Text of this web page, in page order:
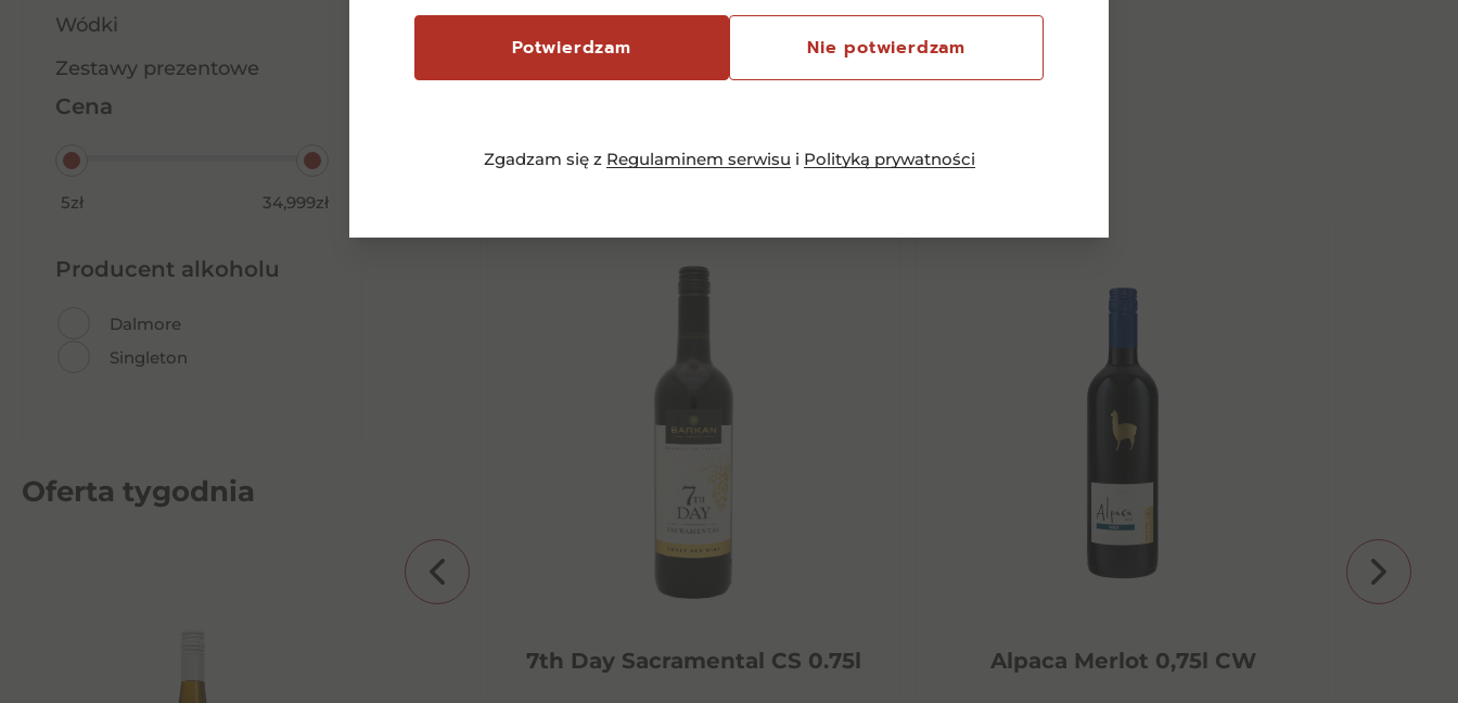
Potwierdzam Nie potwierdzam
Zgadzam się z Regulaminem serwisu i Polityką prywatności
Wódki
Zestawy prezentowe
Cena
5zł 34,999zł
Producent alkoholu
Dalmore
Singleton
Oferta tygodnia
7th Day Sacramental CS 0.75l Alpaca Merlot 0,75l CW